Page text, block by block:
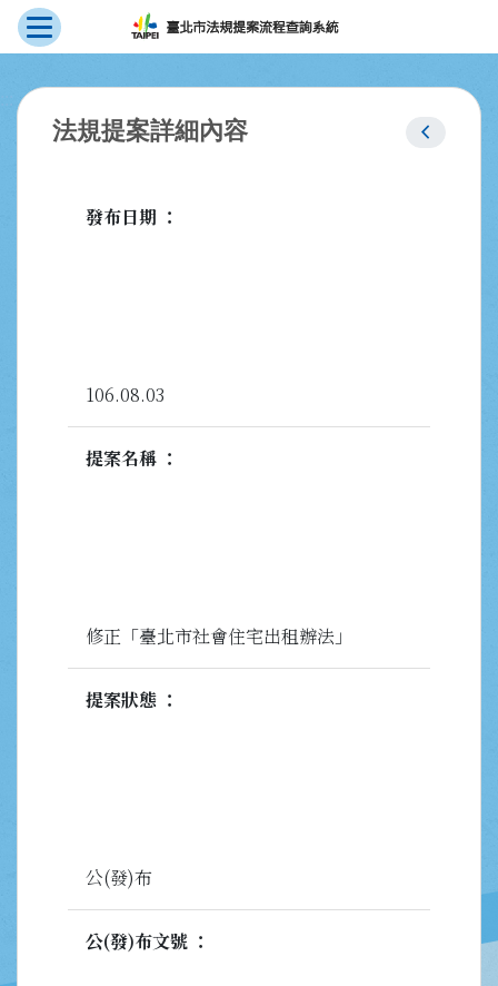
跳到主要內容
展開選單
法規提案詳細內容 chevron_left
發布日期
106.08.03
提案名稱
修正「臺北市社會住宅出租辦法」
提案狀態
公(發)布
公(發)布文號